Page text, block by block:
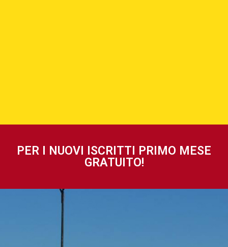
PER I NUOVI ISCRITTI PRIMO MESE
GRATUITO!